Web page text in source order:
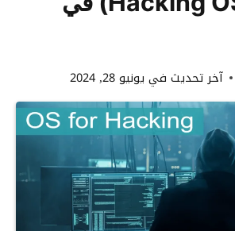
آخر تحديث في يونيو 28, 2024